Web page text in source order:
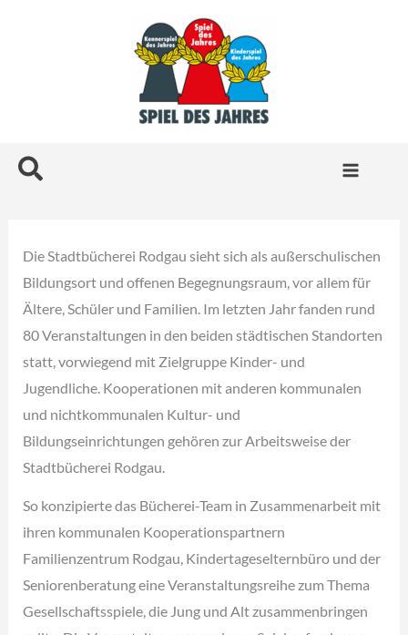
Suchen
Die Stadtbücherei Rodgau sieht sich als außerschulischen
Bildungsort und offenen Begegnungsraum, vor allem für
Ältere, Schüler und Familien. Im letzten Jahr fanden rund
80 Veranstaltungen in den beiden städtischen Standorten
statt, vorwiegend mit Zielgruppe Kinder- und
Jugendliche. Kooperationen mit anderen kommunalen
und nichtkommunalen Kultur- und
Bildungseinrichtungen gehören zur Arbeitsweise der
Stadtbücherei Rodgau.
So konzipierte das Bücherei-Team in Zusammenarbeit mit
ihren kommunalen Kooperationspartnern
Familienzentrum Rodgau, Kindertageselternbüro und der
Seniorenberatung eine Veranstaltungsreihe zum Thema
Gesellschaftsspiele, die Jung und Alt zusammenbringen